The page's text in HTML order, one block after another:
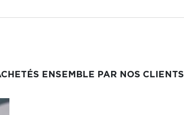
ENSEMBLE PAR NOS CLIENTS